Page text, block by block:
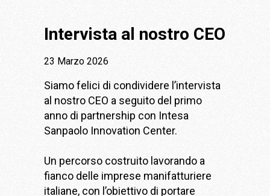
Intervista al nostro CEO
23 Marzo 2026
Siamo felici di condividere l’intervista
al nostro CEO a seguito del primo
anno di partnership con Intesa
Sanpaolo Innovation Center.
Un percorso costruito lavorando a
fianco delle imprese manifatturiere
italiane, con l’obiettivo di portare